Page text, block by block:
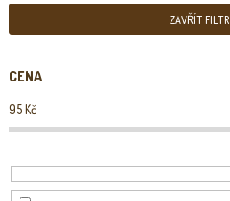
N
Í
R
D
U
T
Ů
ZAVŘÍT FILTR
CENA
95Kč